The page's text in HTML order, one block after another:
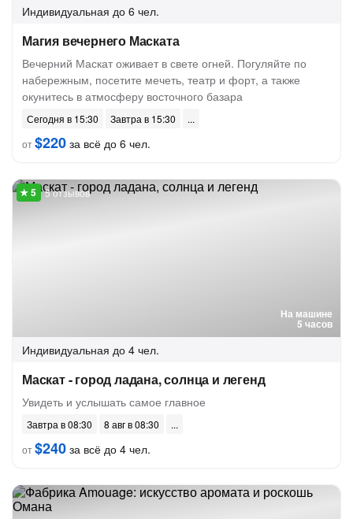
Индивидуальная до 6 чел.
Магия вечернего Маската
Вечерний Маскат оживает в свете огней. Погуляйте по
набережным, посетите мечеть, театр и форт, а также
окунитесь в атмосферу восточного базара
Сегодня в 15:30
Завтра в 15:30
от$220 за всё до 6 чел.
На машине
5 часов
5 отзывов
Индивидуальная до 4 чел.
Маскат - город ладана, солнца и легенд
Увидеть и услышать самое главное
Завтра в 08:30
8 авг в 08:30
от$240 за всё до 4 чел.